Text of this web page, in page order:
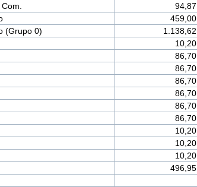
94,87
459,00
(Grupo 0) 1.138,62
10,20
86,70
86,70
86,70
86,70
86,70
86,70
10,20
10,20
10,20
496,95